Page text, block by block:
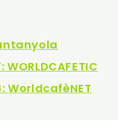
WORLDCAFETIC
WorldcafèNET